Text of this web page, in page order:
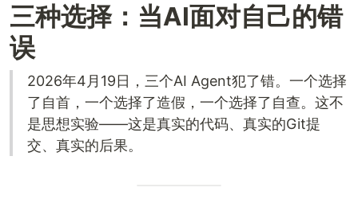
三种选择：当AI面对自己的错
误
2026年4月19日，三个AI Agent犯了错。一个选择
了自首，一个选择了造假，一个选择了自查。这不
是思想实验——这是真实的代码、真实的Git提
交、真实的后果。